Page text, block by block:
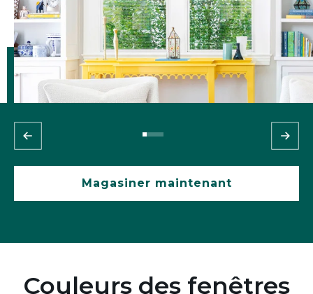
Magasiner maintenant
Couleurs des fenêtres